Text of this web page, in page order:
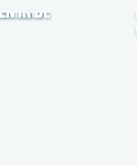
IN DE